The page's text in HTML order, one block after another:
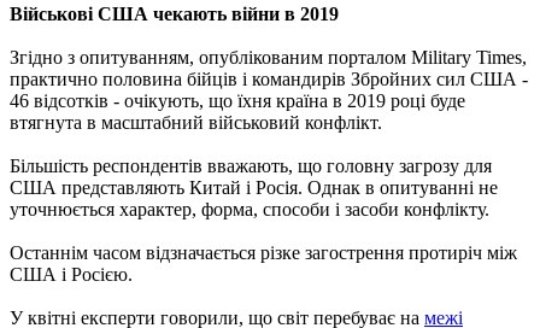
Військові США чекають війни в 2019
Згідно з опитуванням, опублікованим порталом Military Times,
практично половина бійців і командирів Збройних сил США -
46 відсотків - очікують, що їхня країна в 2019 році буде
втягнута в масштабний військовий конфлікт.
Більшість респондентів вважають, що головну загрозу для
США представляють Китай і Росія. Однак в опитуванні не
уточнюється характер, форма, способи і засоби конфлікту.
Останнім часом відзначається різке загострення протиріч між
США і Росією.
У квітні експерти говорили, що світ перебуває на межі